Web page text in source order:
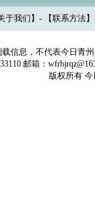
于我们 】- 【联系方法
信息，不代表今日青
邮箱：
版权所有 今